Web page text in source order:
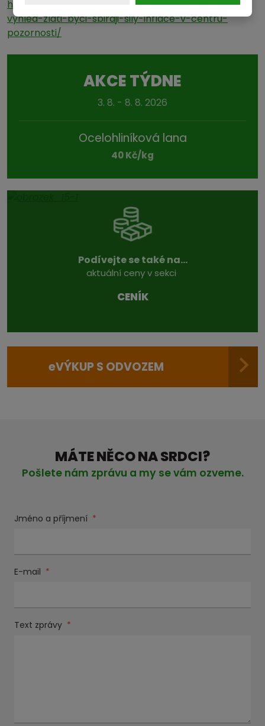
https://zlato.kurzy.cz/zpravy/449645-komoditni-
vyhled-zlati-byci-sbiraji-sily-inflace-v-centru-
pozornosti/
AKCE TÝDNE
3. 8. - 8. 8. 2026
Ocelohliníková lana
40 Kč/kg
Podívejte se také na...
aktuální ceny v sekci
CENÍK
eVÝKUP S ODVOZEM
MÁTE NĚCO NA SRDCI?
Pošlete nám zprávu a my se vám ozveme.
Jméno a příjmení *
E-mail *
Text zprávy *